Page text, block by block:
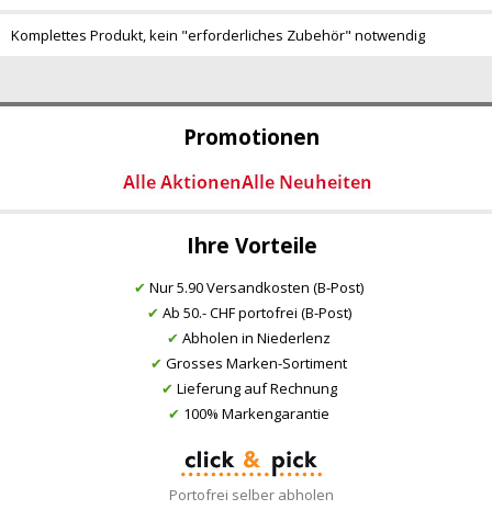
Promotionen
Ihre Vorteile
✔ Nur 5.90 Versandkosten (B-Post)
✔ Ab 50.- CHF portofrei (B-Post)
✔ Abholen in Niederlenz
✔ Grosses Marken-Sortiment
✔ Lieferung auf Rechnung
✔ 100% Markengarantie
Portofrei selber abholen
Komplettes Produkt, kein "erforderliches Zubehör" notwendig